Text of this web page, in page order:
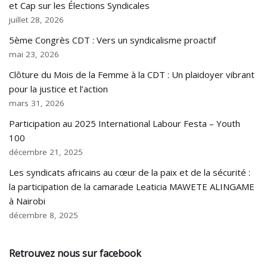
et Cap sur les Élections Syndicales
juillet 28, 2026
5ème Congrès CDT : Vers un syndicalisme proactif
mai 23, 2026
Clôture du Mois de la Femme à la CDT : Un plaidoyer vibrant
pour la justice et l’action
mars 31, 2026
Participation au 2025 International Labour Festa – Youth
100
décembre 21, 2025
Les syndicats africains au cœur de la paix et de la sécurité :
la participation de la camarade Leaticia MAWETE ALINGAME
à Nairobi
décembre 8, 2025
Retrouvez nous sur facebook